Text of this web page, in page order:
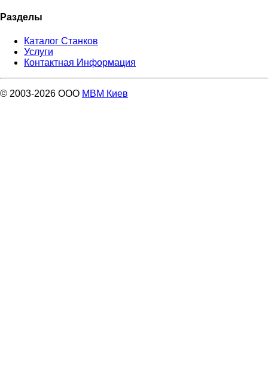
Разделы
Каталог Станков
Услуги
Контактная Информация
© 2003-2026 ООО МВМ Киев